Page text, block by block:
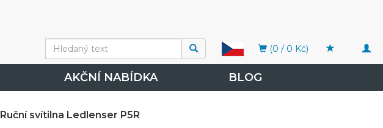
(0 / 0 Kč)
AKČNÍ NABÍDKA BLOG
Ruční svítilna Ledlenser P5R